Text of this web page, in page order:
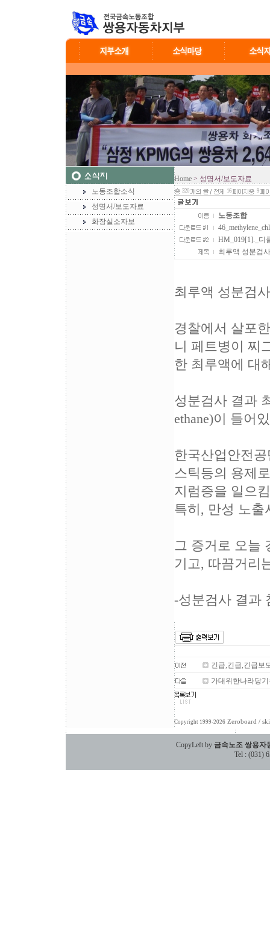
노동조합소식
성명서/보도자료
화장실소자보
Home > 성명서/보도자료
320 16 9
노동조합
HM_019[1]._디
최루액 성분검
최루액 성분검
경찰에서 살포
니 페트병이 찌
한 최루액에 대
성분검사 결과
ethane)이 들어
한국산업안전
스틱등의 용제
지럼증을 일으
특히, 만성 노
그 증거로 오늘
기고, 따끔거리
-성분검사 결과
긴급,긴급,긴급보
가대위한나라당
Copyright 1999-2026 Zeroboard /
CopyLeft by 금속노조 쌍용자
Tel : (031)